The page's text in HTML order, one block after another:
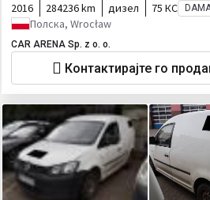
2016 284236 km дизел 75 КС
Полска, Wrocław
CAR ARENA Sp. z o. o.
Контактирајте го